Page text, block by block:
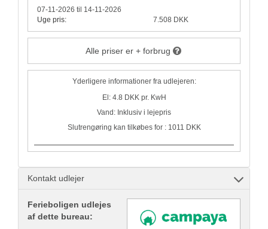
07-11-2026 til 14-11-2026
Uge pris:
7.508 DKK
Alle priser er + forbrug
Yderligere informationer fra udlejeren:
El: 4.8 DKK pr. KwH
Vand: Inklusiv i lejepris
Slutrengøring kan tilkøbes for : 1011 DKK
Kontakt udlejer
Ferieboligen udlejes
af dette bureau: